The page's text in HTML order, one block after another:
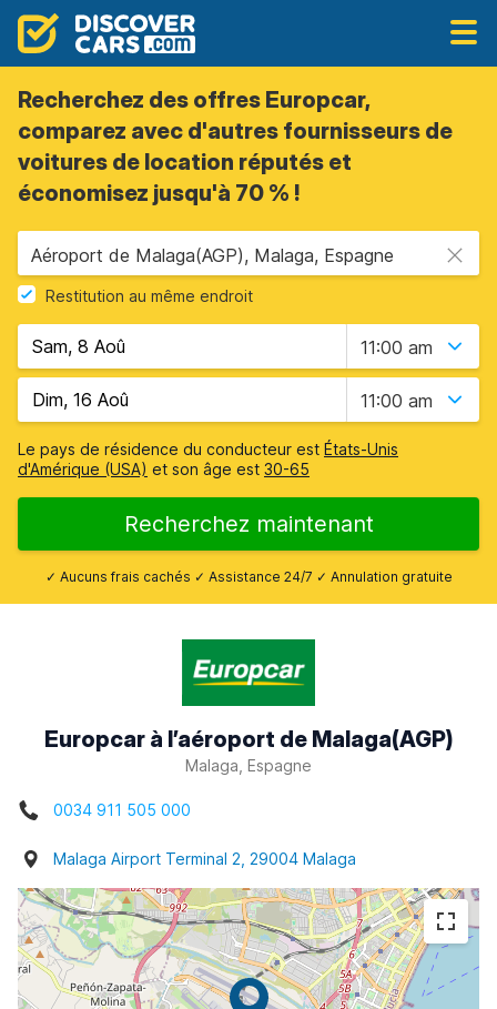
Recherchez des offres Europcar,
comparez avec d'autres fournisseurs de
voitures de location réputés et
économisez jusqu'à 70 % !
Aéroport de Malaga(AGP), Malaga, Espagne
Restitution au même endroit
11:00 am
11:00 am
Le pays de résidence du conducteur est États-Unis
d'Amérique (USA) et son âge est 30-65
Recherchez maintenant
✓ Aucuns frais cachés ✓ Assistance 24/7 ✓ Annulation gratuite
Europcar à l’aéroport de Malaga(AGP)
Malaga, Espagne
0034 911 505 000
Malaga Airport Terminal 2, 29004 Malaga